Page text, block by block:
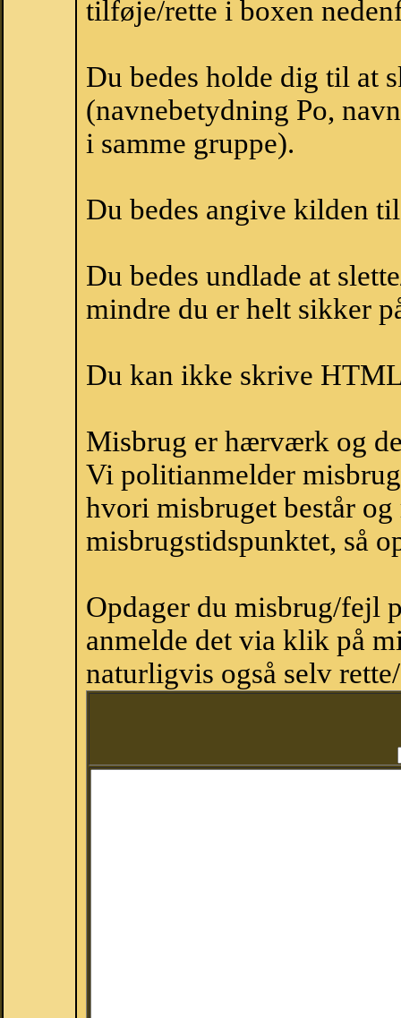
tilføje/rette i boxen
Du bedes holde dig til at
(navnebetydning Po,
i samme gruppe).
Du bedes angive kilden
Du bedes undlade at
mindre du er helt sikker
Du kan ikke skrive
Misbrug er hærværk og
Vi politianmelder
hvori misbruget består
misbrugstidspunktet, så
Opdager du misbrug/fejl
anmelde det via klik på
naturligvis også selv